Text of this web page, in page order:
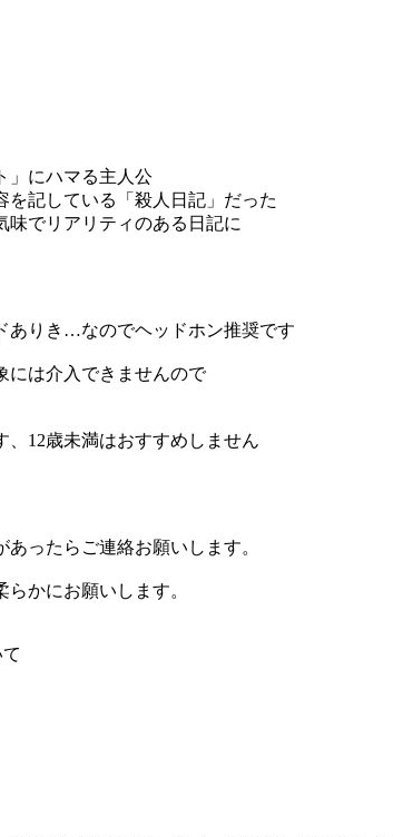
」にハマる主人公
記している「殺人日記」だった
味でリアリティのある日記に
ありき…なのでヘッドホン推奨です
には介入できませんので
12歳未満はおすすめしません
ったらご連絡お願いします。
かにお願いします。